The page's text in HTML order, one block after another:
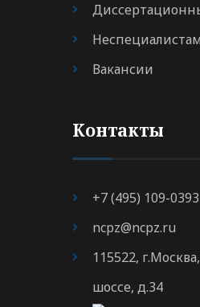
Неспециалистам
Вакансии
Контакты
+7 (495) 109-0393
ncpz@ncpz.ru
115522,
шоссе, д.34